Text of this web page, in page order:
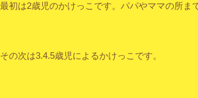
最初は2歳児のかけっこです。パパやママの所ま
その次は3.4.5歳児によるかけっこです。